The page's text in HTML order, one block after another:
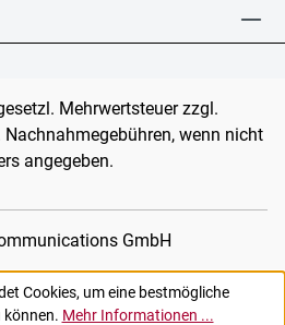
Mehrwertsteuer zzgl.
Nachnahmegebühren, wenn nicht
angegeben.
GmbH
Cookies, um eine bestmögliche
können. Mehr Informationen ...